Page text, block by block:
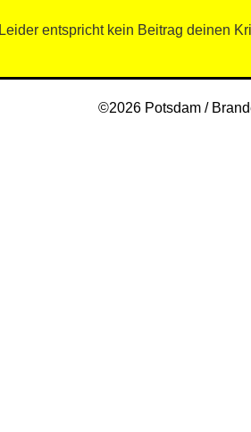
Leider entspricht kein Beitrag deinen
©2026 Potsdam /